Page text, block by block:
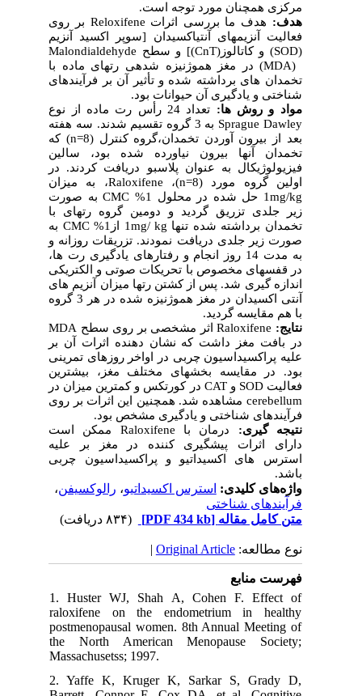
مرکزی همچنان مورد توجه است.
هدف: هدفما بررسی اثراتReloxifeneبر روی
فعالیت آنزیم­های آنتی­اکسیدان]
سوپر اکسید آنزیم
SOD) و کاتالوز(CnT
)
[و سطحMalondialdehyde
(MDA)در مغز هموژنیزه شده­ی رت­های ماده با
تخمدان­ های برداشته شده و تأثیر آن بر فرآیندهای
شناختی و یادگیری آن حیوانات بود.
مواد و روش ­ها: تعداد 24 رأس رت ماده از نوع
Sprague Dawley
به 3 گروه تقسیم شدند. سه هفته
بعد از بیرون آوردن تخمدان،گروه کنترل ( 8
n=) که
تخمدان آن­ها بیرون نیاورده شده بود، سالین
فیزیولوژیکال به عنوان پلاسبو دریافت کردند. در
اولین گروه مورد (
8
n=)،Raloxifene، به میزان
1mg/kgحل شده در محلول 1% CMCبه صورت
زیر جلدی تزریق گردید و دومین گروه رت­های با
تخمدان برداشته شده تنها1mg/ kgاز1% CMCبه
صورت زیر جلدی دریافت نمودند. تزریقات روزانه و
به مدت 14 روز انجام و رفتارهای یادگیری رت­ ها،
در قفس­های مخصوص با تحریکات صوتی و الکتریکی
اندازه­ گیری شد. پس از کشتن رت­ها میزان آنزیم ­های
آنتی­ اکسیدان در مغز هموژنیزه شده در هر 3 گروه
با هم مقایسه گردید.
نتایج:Raloxifeneاثر مشخصی بر روی سطحMDA
در بافت مغز داشت که نشان دهنده اثرات آن بر
علیه پراکسیداسیون چربی در اواخر روزهای تمرینی
بود. در مقایسه بخش­های مختلف مغز، بیشترین
فعالیتSODو CATدر کورتکس و کمترین میزان در
cerebellumمشاهده شد. همچنین این اثرات بر روی
فرآیندهای شناختی و یادگیری مشخص بود.
نتیجه ­گیری:درمان باRaloxifeneممکن است
دارای اثرات پیش­گیری کننده در مغز بر علیه
استرس­ های اکسیداتیو و پراکسیداسیون چربی
باشد.
واژه‌های کلیدی:استرس اکسیداتیو،رالوکسیفن،
فرآیندهای شناختی
متن کامل مقاله[PDF 434 kb]
نوع مطالعه:Original Article
|
فهرست منابع
1. Huster WJ, Shah A, Cohen F. Effect of
raloxifene on the endometrium in healthy
postmenopausal women. 8th Annual Meeting of
the North American Menopause Society;
Massachusetss; 1997.
2. Yaffe K, Kruger K, Sarkar S, Grady D,